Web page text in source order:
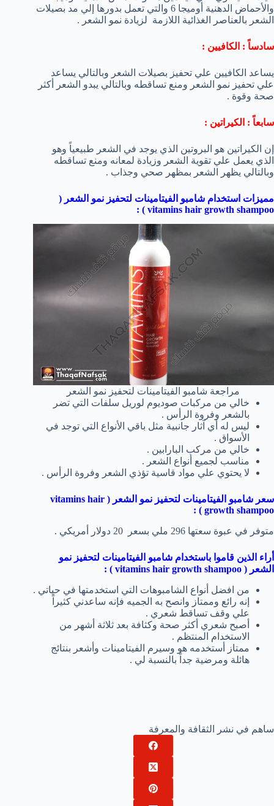
والأحماض الدهنية أوميجا 6 والتي تعمل بدورها إلي مد بصيلات
الشعر بالعناصر الغذائية اللازمة لزيادة نمو الشعر .
سادساً : الكافيين :
يساعد الكافيين علي تحفيز بصيلات الشعر وبالتالي يساعد
علي تحفيز نمو الشعر ومنع تساقطه وبالتالي يبدو الشعر أكثر
صحة وقوة .
سابعاً : الكيراتين :
إن الكيراتين هو البروتين الذي يوجد في الشعر طبيعياً وهو
الذي يعمل علي تقوية الشعر وزيادة لمعانه ومنع تساقطه
وبالتالي يظهر الشعر بمظهر صحي وجذاب .
مميزات استخدام شامبو الفيتامينات لتحفيز نمو الشعر (
vitamins hair growth shampoo
) :
مراجعة شامبو الفيتامينات لتحفيز نمو الشعر
خالي من مركبات صوديوم لوريل سلفات التي تضر
بالشعر وفروة الرأس .
ليس له أي آثار جانبية مثل باقي الأنواع التي توجد في
الأسواق .
خالي من مركب البارابين .
مناسب لجميع أنواع الشعر .
لا يحتوي علي مواد قاسية تؤذي الشعر وفروة الرأس .
سعر شامبو الفيتامينات لتحفيز نمو الشعر ( vitamins hair
growth shampoo
) :
متوفر في عبوة سعتها 296 ملي بسعر 20 دولار أمريكي .
أراء الذين قاموا باستخدام شامبو الفيتامينات لتحفيز نمو
الشعر ( vitamins hair growth shampoo
) :
من افضل أنواع الشامبوهات التي استخدمتها في حياتي .
إنه رائع وممتاز وانصح به الجميه فإنه ساعدني كثيراً
علي وقف تساقط شعري .
أصبح شعري أكثر صحة وكثافة بعد ثلاثة أشهر من
الاستخدام المنتظم .
ممتاز أستخدمه هو وسيرم الفيتامينات وأشعر بنتائج
هائلة ومرضية جداً بالنسبة لي .
ساهم في نشر الثقافة والمعرفة